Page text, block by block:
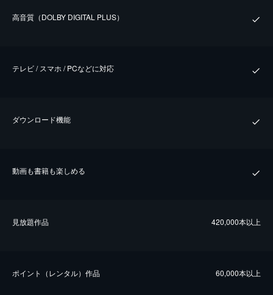
⾼⾳質（DOLBY DIGITAL PLUS）
テレビ / スマホ / PCなどに対応
ダウンロード機能
動画も書籍も楽しめる
⾒放題作品 420,000本以上
ポイント（レンタル）作品 60,000本以上